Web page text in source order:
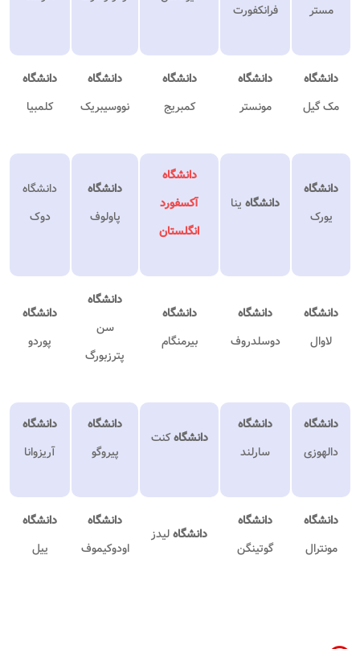
مستر
فرانکفورت
دانشگاه
مک گیل
دانشگاه
مونستر
دانشگاه
کمبریج
دانشگاه
نووسیبریک
دانشگاه
کلمبیا
دانشگاه
یورک
دانشگاه ینا
دانشگاه
آکسفورد
انگلستان
دانشگاه
پاولوف
دانشگاه
دوک
دانشگاه
لاوال
دانشگاه
دوسلدروف
دانشگاه
بیرمنگام
دانشگاه
سن
پترزبورگ
دانشگاه
پوردو
دانشگاه
دالهوزی
دانشگاه
سارلند
دانشگاهکنت
دانشگاه
پیروگو
دانشگاه
آریزوانا
دانشگاه
مونترال
دانشگاه
گوتینگن
دانشگاهلیدز
دانشگاه
اودوکیموف
دانشگاه
ییل